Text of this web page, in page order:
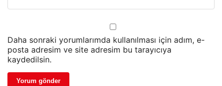
Daha sonraki yorumlarımda kullanılması için adım, e-
posta adresim ve site adresim bu tarayıcıya
kaydedilsin.